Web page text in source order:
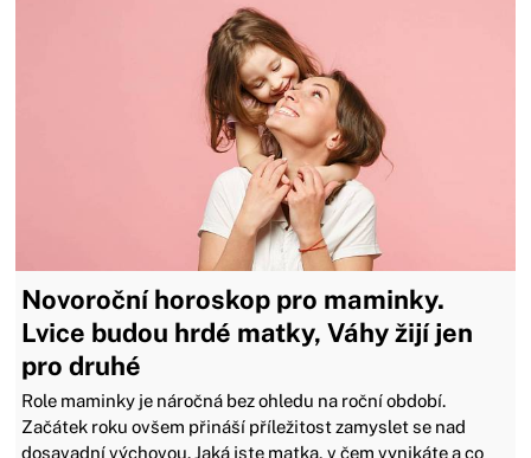
Novoroční horoskop pro maminky.
Lvice budou hrdé matky, Váhy žijí jen
pro druhé
Role maminky je náročná bez ohledu na roční období.
Začátek roku ovšem přináší příležitost zamyslet se nad
dosavadní výchovou. Jaká jste matka, v čem vynikáte a co